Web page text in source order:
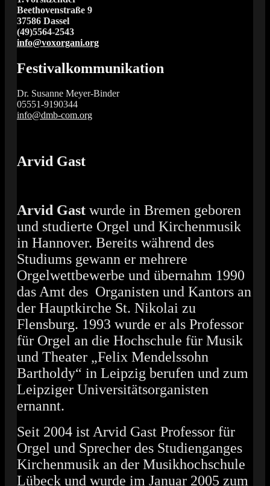
Beethovenstraße 9
37586 Dassel
(49)5564-2543
info@voxorgani.org
Festivalkommunikation
Dr. Susanne Meyer-Binder
05551-9190344
info@dmb-com.org
Vox Organi
Arvid Gast
Arvid Gast wurde in Bremen geboren
und studierte Orgel und Kirchenmusik
in Hannover. Bereits während des
Studiums gewann er mehrere
Orgelwettbewerbe und übernahm 1990
das Amt des Organisten und Kantors an
der Hauptkirche St. Nikolai zu
Flensburg. 1993 wurde er als Professor
für Orgel an die Hochschule für Musik
und Theater „Felix Mendelssohn
Bartholdy“ in Leipzig berufen und zum
Leipziger Universitätsorganisten
ernannt.
Seit 2004 ist Arvid Gast Professor für
Orgel und Sprecher des Studienganges
Kirchenmusik an der Musikhochschule
Lübeck und wurde im Januar 2005 zum